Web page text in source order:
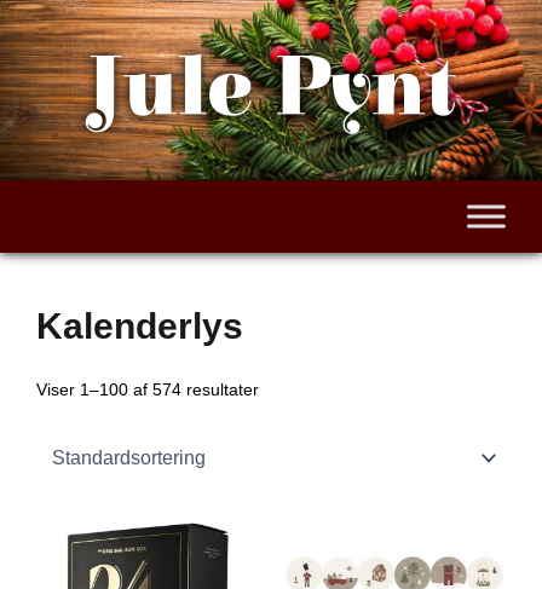
Gå
til
indholdet
Jule Pynt
Kalenderlys
Viser 1–100 af 574 resultater